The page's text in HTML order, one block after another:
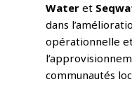
Water et
dans
opérationnelle
communautés